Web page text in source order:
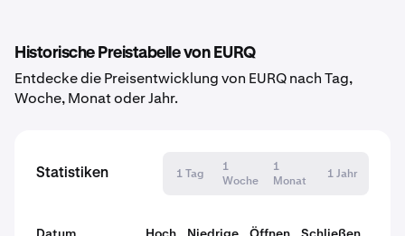
Historische Preistabelle von EURQ
Entdecke die Preisentwicklung von EURQ nach Tag,
Woche, Monat oder Jahr.
Statistiken 1 Tag
1
Woche
1
Monat
1 Jahr